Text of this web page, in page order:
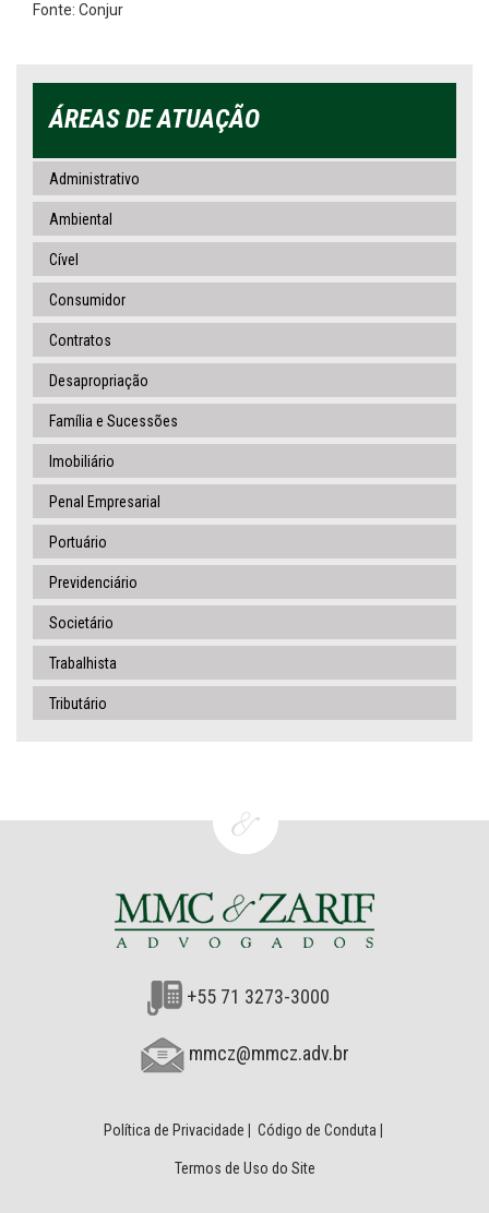
Fonte: Conjur
ÁREAS DE ATUAÇÃO
Administrativo
Ambiental
Cível
Consumidor
Contratos
Desapropriação
Família e Sucessões
Imobiliário
Penal Empresarial
Portuário
Previdenciário
Societário
Trabalhista
Tributário
+55 71 3273-3000
mmcz@mmcz.adv.br
Política de Privacidade Código de Conduta
Termos de Uso do Site